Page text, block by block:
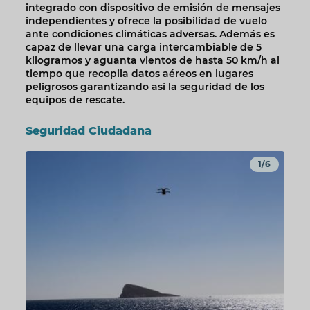
integrado con dispositivo de emisión de mensajes
independientes y ofrece la posibilidad de vuelo
ante condiciones climáticas adversas. Además es
capaz de llevar una carga intercambiable de 5
kilogramos y aguanta vientos de hasta 50 km/h al
tiempo que recopila datos aéreos en lugares
peligrosos garantizando así la seguridad de los
equipos de rescate.
Seguridad Ciudadana
1/6